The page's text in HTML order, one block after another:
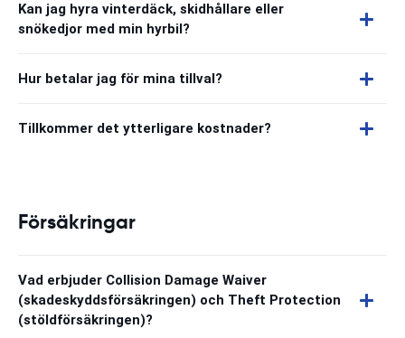
Kan jag hyra vinterdäck, skidhållare eller
snökedjor med min hyrbil?
Hur betalar jag för mina tillval?
Tillkommer det ytterligare kostnader?
Försäkringar
Vad erbjuder Collision Damage Waiver
(skadeskyddsförsäkringen) och Theft Protection
(stöldförsäkringen)?